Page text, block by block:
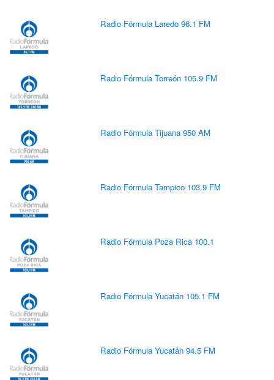
Radio Fórmula Laredo 96.1 FM
Radio Fórmula Torreón 105.9 FM
Radio Fórmula Tijuana 950 AM
Radio Fórmula Tampico 103.9 FM
Radio Fórmula Poza Rica 100.1
Radio Fórmula Yucatán 105.1 FM
Radio Fórmula Yucatán 94.5 FM